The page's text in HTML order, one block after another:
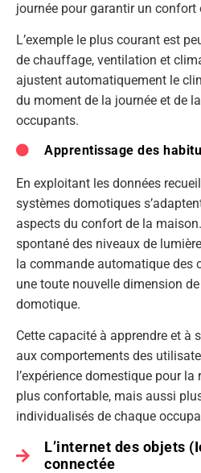
journée pour garantir un confort
L’exemple le plus courant est
de chauffage, ventilation et
ajustent automatiquement le
du moment de la journée et de
occupants.
Apprentissage des
En exploitant les données
systèmes domotiques
aspects du confort de la
spontané des niveaux de
la commande automatique des
une toute nouvelle dimension
domotique.
Cette capacité à apprendre et à
aux comportements des
l’expérience domestique pour
plus confortable, mais aussi
individualisés de chaque
L’internet des objets
connectée